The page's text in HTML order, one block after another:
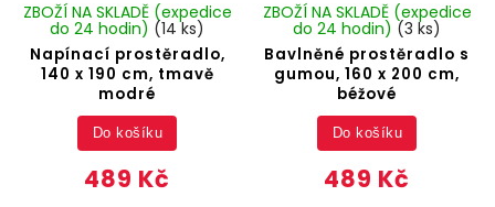
Napínací prostěradlo,
140 x 190 cm, tmavě
modré
ZBOŽÍ NA SKLADĚ (expedice
do 24 hodin) (14 ks)
489 Kč
Do košíku
Bavlněné prostěradlo s
gumou, 160 x 200 cm,
béžové
ZBOŽÍ NA SKLADĚ (expedice
do 24 hodin) (3 ks)
489 Kč
Do košíku